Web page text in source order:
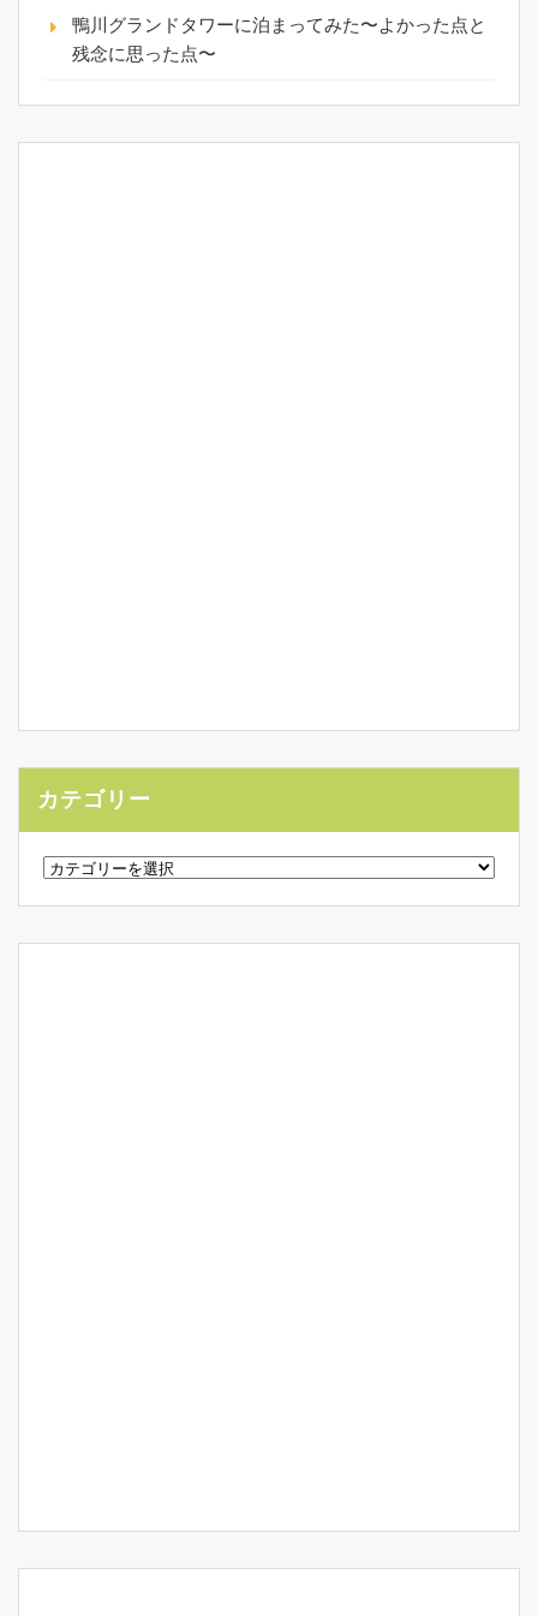
鴨川グランドタワーに泊まってみた〜よかった点と
残念に思った点〜
カテゴリー
カ
リ